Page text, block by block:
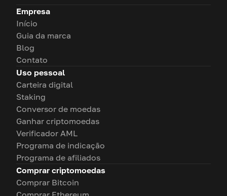
Empresa
Início
Guia da marca
Blog
Contato
Uso pessoal
Carteira digital
Staking
Conversor de moedas
Ganhar criptomoedas
Verificador AML
Programa de indicação
Programa de afiliados
Comprar criptomoedas
Comprar Bitcoin